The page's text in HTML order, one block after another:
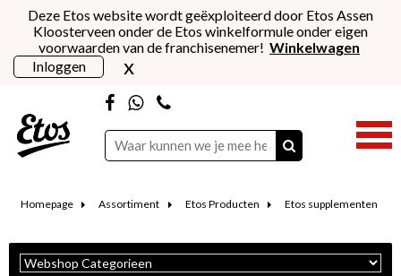
Deze Etos website wordt geëxploiteerd door Etos Assen
Kloosterveen onder de Etos winkelformule onder eigen
voorwaarden van de franchisenemer! Winkelwagen
Inloggen
x
Homepage Assortiment Etos Producten Etos supplementen